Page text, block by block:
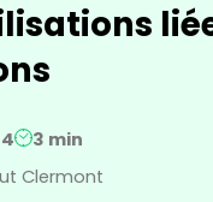
3 min
Clermont